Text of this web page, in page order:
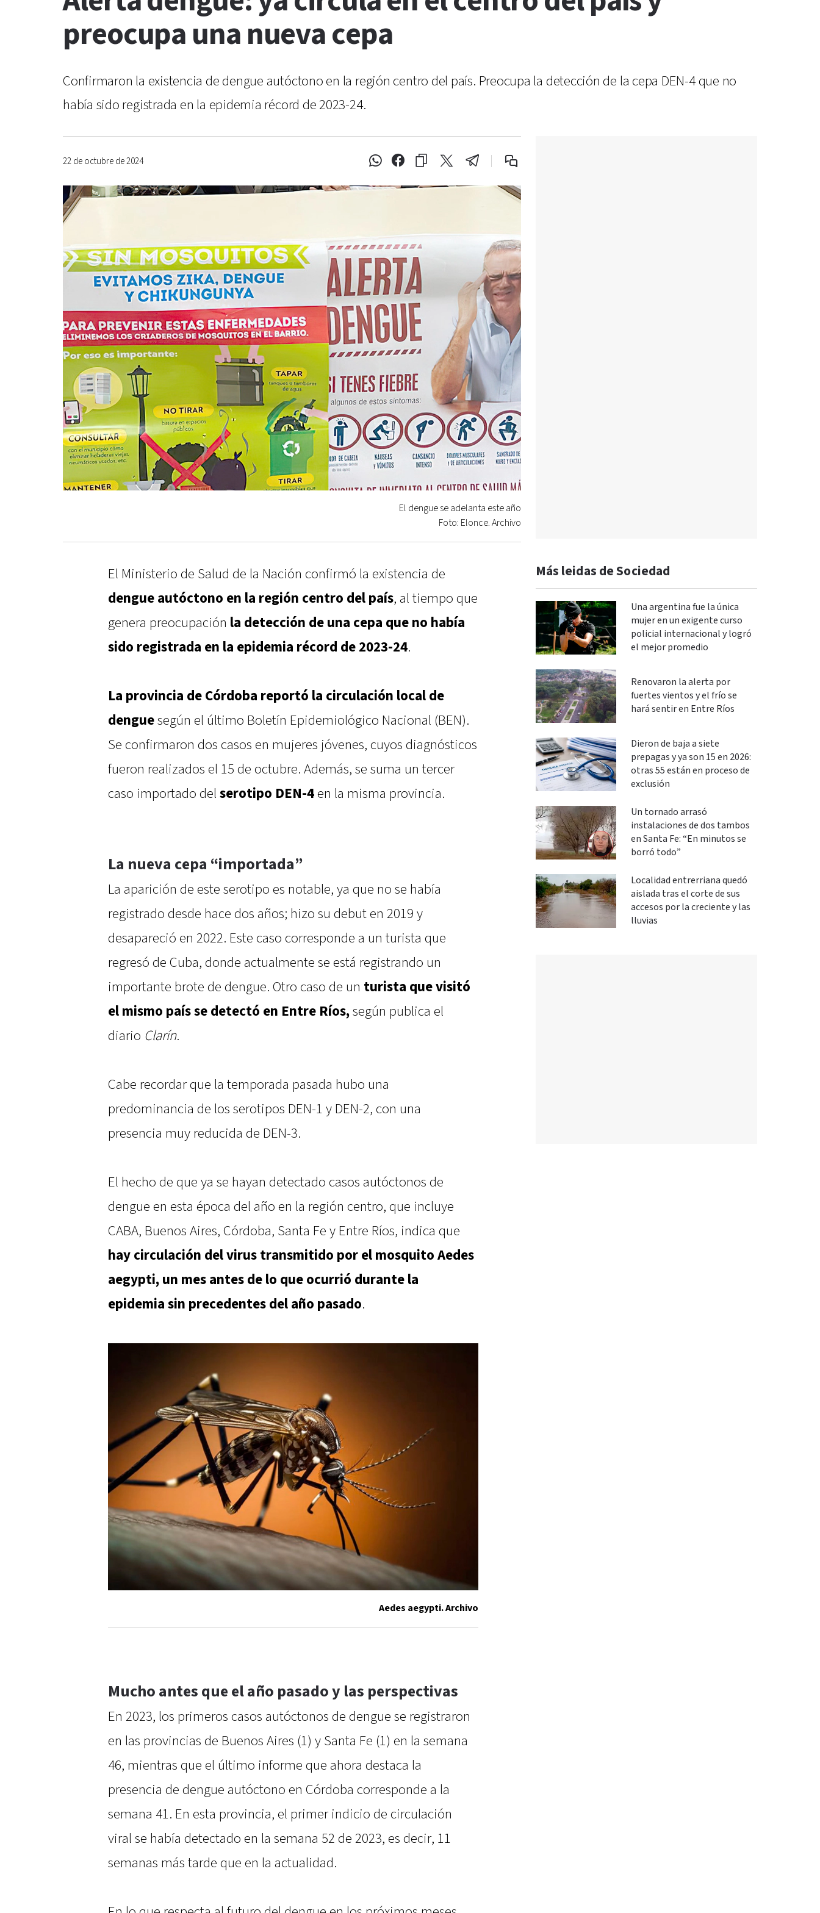
preocupa una nueva cepa
Confirmaron la existencia de dengue autóctono en la región centro del país. Preocupa la detección de la cepa DEN-4 que no
había sido registrada en la epidemia récord de 2023-24.
22 de octubre de 2024
El dengue se adelanta este año
Foto: Elonce. Archivo
El Ministerio de Salud de la Nación confirmó la existencia de
dengue autóctono en la región centro del país, al tiempo que
genera preocupación la detección de una cepa que no había
sido registrada en la epidemia récord de 2023-24.
La provincia de Córdoba reportó la circulación local de
denguesegún el último Boletín Epidemiológico Nacional (BEN).
Se confirmaron dos casos en mujeres jóvenes, cuyos diagnósticos
fueron realizados el 15 de octubre. Además, se suma un tercer
caso importado del serotipo DEN-4en la misma provincia.
La nueva cepa “importada”
La aparición de este serotipo es notable, ya que no se había
registrado desde hace dos años; hizo su debut en 2019 y
desapareció en 2022. Este caso corresponde a un turista que
regresó de Cuba, donde actualmente se está registrando un
importante brote de dengue. Otro caso de un turista que visitó
el mismo país se detectó en Entre Ríos,según publica el
diario Clarín.
Cabe recordar que la temporada pasada hubo una
predominancia de los serotipos DEN-1 y DEN-2, con una
presencia muy reducida de DEN-3.
El hecho de que ya se hayan detectado casos autóctonos de
dengue en esta época del año en la región centro, que incluye
CABA, Buenos Aires, Córdoba, Santa Fe y Entre Ríos, indica que
hay circulación del virus transmitido por el mosquito Aedes
aegypti, un mes antes de lo que ocurrió durante la
epidemia sin precedentes del año pasado.
Aedes aegypti. Archivo
Mucho antes que el año pasado y las perspectivas
En 2023, los primeros casos autóctonos de dengue se registraron
en las provincias de Buenos Aires (1) y Santa Fe (1) en la semana
46, mientras que el último informe que ahora destaca la
presencia de dengue autóctono en Córdoba corresponde a la
semana 41. En esta provincia, el primer indicio de circulación
viral se había detectado en la semana 52 de 2023, es decir, 11
semanas más tarde que en la actualidad.
Más leidas de Sociedad
Una argentina fue la única
mujer en un exigente curso
policial internacional y logró
el mejor promedio
Renovaron la alerta por
fuertes vientos y el frío se
hará sentir en Entre Ríos
Dieron de baja a siete
prepagas y ya son 15 en 2026:
otras 55 están en proceso de
exclusión
Un tornado arrasó
instalaciones de dos tambos
en Santa Fe: “En minutos se
borró todo”
Localidad entrerriana quedó
aislada tras el corte de sus
accesos por la creciente y las
lluvias